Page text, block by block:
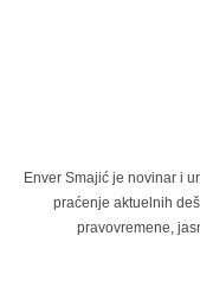
Enver Smajić je novinar i
praćenje aktuelnih
pravovremene,